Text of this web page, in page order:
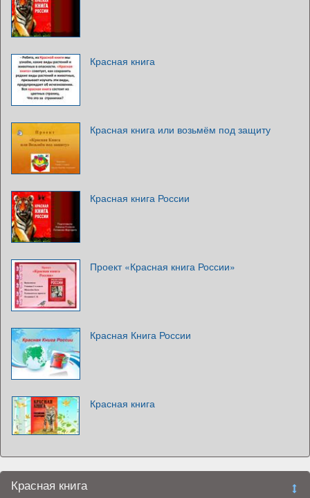
Красная книга
Красная книга или возьмём под защиту
Красная книга России
Проект «Красная книга России»
Красная Книга России
Красная книга
Красная книга